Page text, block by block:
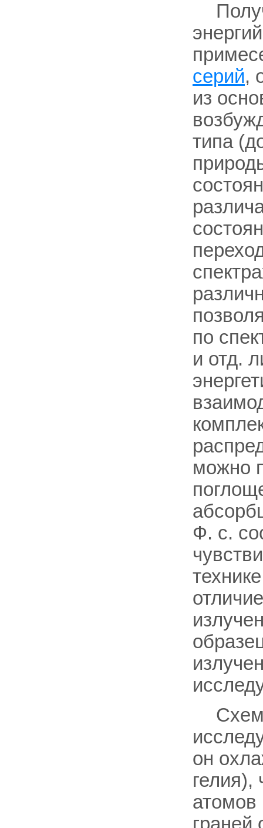
серий,
из
типа
по
и отд.
можно
Ф. с.
он
атомов